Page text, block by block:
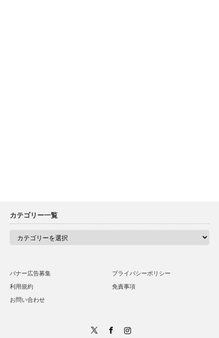
カテゴリー一覧
覧バナー広告募集
プライバシーポリシー
利用規約
免責事項
お問い合わせ
Instagram